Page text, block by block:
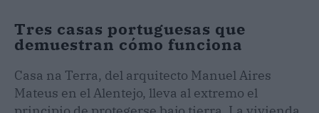
Tres casas portuguesas que
demuestran cómo funciona
Casa na Terra, del arquitecto Manuel Aires
Mateus en el Alentejo, lleva al extremo el